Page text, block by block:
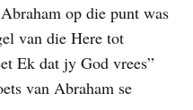
op die punt was
van die Here tot
Ek dat jy God vrees”
van Abraham se